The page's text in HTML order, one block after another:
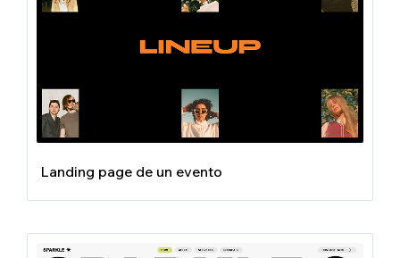
Landing page de un evento